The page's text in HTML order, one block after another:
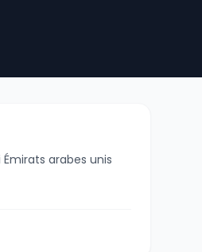
Émirats arabes unis